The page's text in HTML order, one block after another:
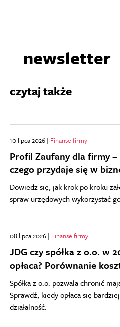
newsletter
czytaj także
10 lipca 2026 | Finanse firmy
Profil Zaufany dla firmy –
czego przydaje się w
Dowiedz się, jak krok po kroku
spraw urzędowych wykorzystać
08 lipca 2026 | Finanse firmy
JDG czy spółka z o.o. w
opłaca? Porównanie
Spółka z o.o. pozwala chronić
Sprawdź, kiedy opłaca się
działalność.